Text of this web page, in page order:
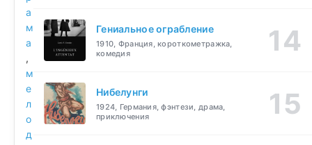
а
м
а
,
м
е
л
о
д
Гениальное ограбление
1910, Франция, короткометражка,
комедия
Нибелунги
1924, Германия, фэнтези, драма,
приключения